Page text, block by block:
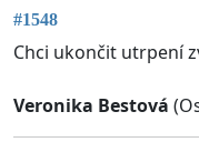
#1548
Chci ukončit utrpení
Veronika Bestová